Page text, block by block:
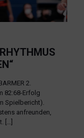
2.
82:68-Erfolg
Spielbericht).
anfreunden,
[…]